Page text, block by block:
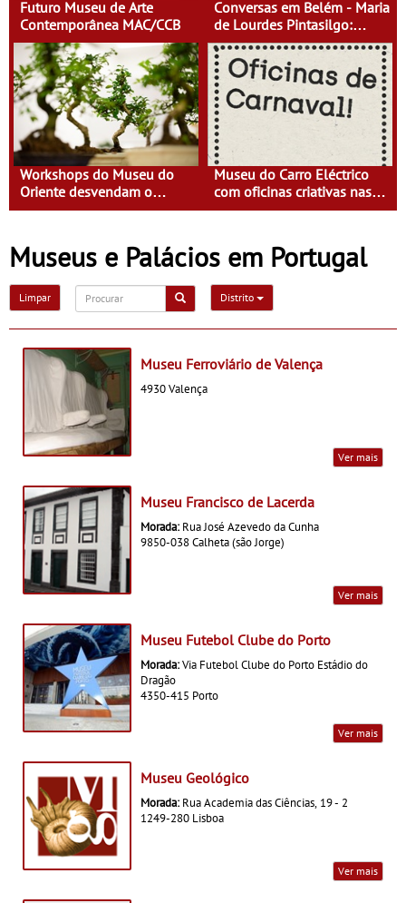
Futuro Museu de Arte
Contemporânea MAC/CCB
Conversas em Belém - Maria
de Lourdes Pintasilgo:
Mulher de um Tempo Novo
Workshops do Museu do
Oriente desvendam o
mundo natural
Museu do Carro Eléctrico
com oficinas criativas nas
férias de Carnaval
Museus e Palácios em Portugal
Limpar Distrito
Museu Ferroviário de Valença
4930 Valença
Ver mais
Museu Francisco de Lacerda
Morada: Rua José Azevedo da Cunha
9850-038 Calheta (são Jorge)
Ver mais
Museu Futebol Clube do Porto
Morada:Via Futebol Clube do Porto Estádio do
Dragão
4350-415 Porto
Ver mais
Museu Geológico
Morada: Rua Academia das Ciências, 19 - 2
1249-280 Lisboa
Ver mais